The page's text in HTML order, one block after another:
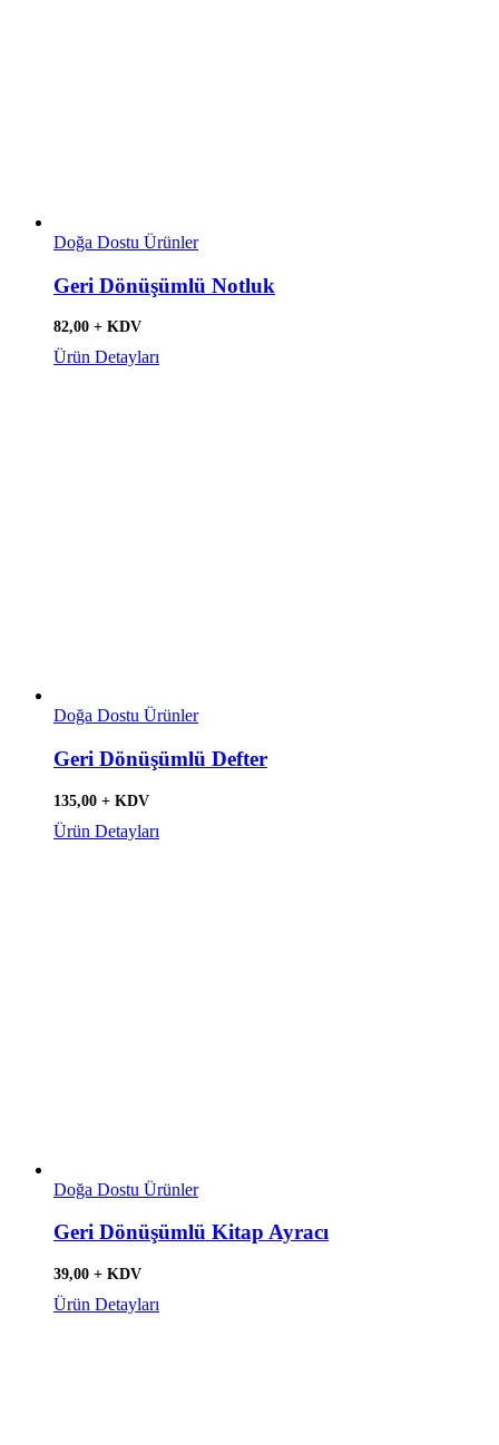
Doğa Dostu Ürünler
Geri Dönüşümlü Notluk
82,00 + KDV
Ürün Detayları
Doğa Dostu Ürünler
Geri Dönüşümlü Defter
135,00 + KDV
Ürün Detayları
Doğa Dostu Ürünler
Geri Dönüşümlü Kitap Ayracı
39,00 + KDV
Ürün Detayları